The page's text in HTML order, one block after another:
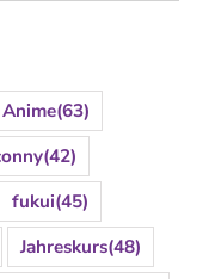
Anime(63)
(42)
fukui(45)
Jahreskurs(48)